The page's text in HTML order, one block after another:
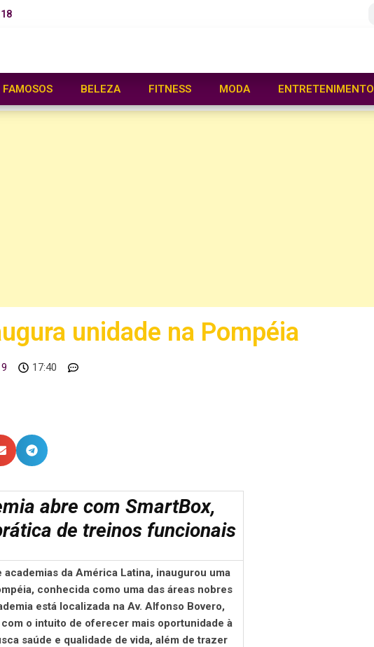
FAMOSOS BELEZA FITNESS MODA ENTRETENIMENTO
unidade na Pompéia
17:40
abre com SmartBox,
de treinos funcionais
da América Latina, inaugurou uma
conhecida como uma das áreas nobres
está localizada na Av. Alfonso Bovero,
o intuito de oferecer mais oportunidade à
saúde e qualidade de vida, além de trazer